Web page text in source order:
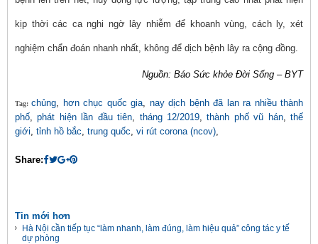
kịp thời các ca nghi ngờ lây nhiễm để khoanh vùng, cách ly, xét
nghiệm chẩn đoán nhanh nhất, không để dịch bệnh lây ra cộng đồng.
Nguồn: Báo Sức khỏe Đời Sống – BYT
Tag:chủng, hơn chục quốc gia, nay dịch bệnh đã lan ra nhiều thành
phố,phát hiện lần đầu tiên, tháng 12/2019,thành phố vũ hán,thế
giới, tỉnh hồ bắc, trung quốc, vi rút corona (ncov),
Share:
Tin mới hơn
Hà Nội cần tiếp tục “làm nhanh, làm đúng, làm hiệu quả” công tác y tế
dự phòng